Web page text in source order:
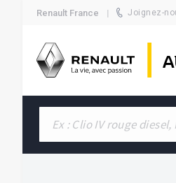
Renault France Joignez-